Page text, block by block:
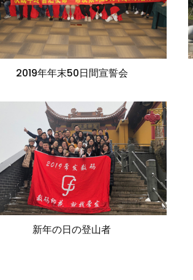
2019年年末50日間宣誓会
新年の日の登山者